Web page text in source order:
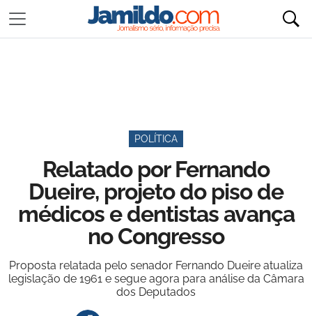
POLÍTICA
Relatado por Fernando
Dueire, projeto do piso de
médicos e dentistas avança
no Congresso
Proposta relatada pelo senador Fernando Dueire atualiza
legislação de 1961 e segue agora para análise da Câmara
dos Deputados